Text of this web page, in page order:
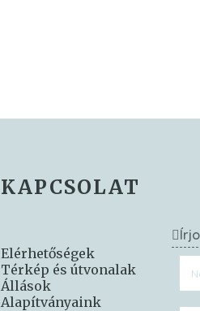
KAPCSOLAT
Elérhetőségek
Térkép és útvonalak
Állások
Alapítványaink